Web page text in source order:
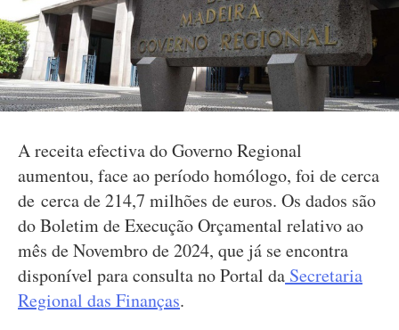
A receita efectiva do Governo Regional
aumentou, face ao período homólogo, foi de cerca
de cerca de 214,7 milhões de euros. Os dados são
do Boletim de Execução Orçamental relativo ao
mês de Novembro de 2024, que já se encontra
disponível para consulta no Portal da Secretaria
Regional das Finanças.